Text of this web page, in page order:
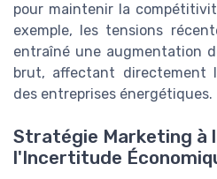
pour maintenir la
exemple, les tensions
entraîné une augmentation
brut, affectant directement
des entreprises énergétiques.
Stratégie Marketing à
l'Incertitude